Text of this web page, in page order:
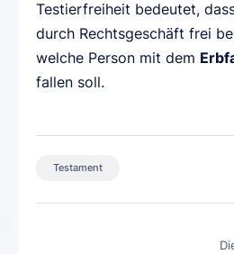
Testierfreiheit bedeutet,
durch Rechtsgeschäft frei
welche Person mit dem
fallen soll.
Testament